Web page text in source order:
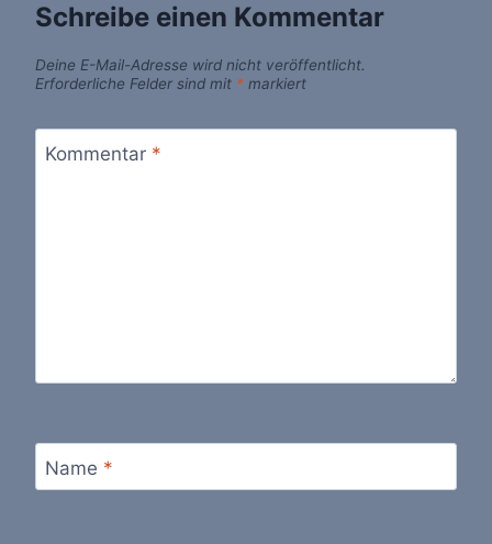
Schreibe einen Kommentar
Deine E-Mail-Adresse wird nicht veröffentlicht.
Erforderliche Felder sind mit * markiert
Kommentar *
Name *